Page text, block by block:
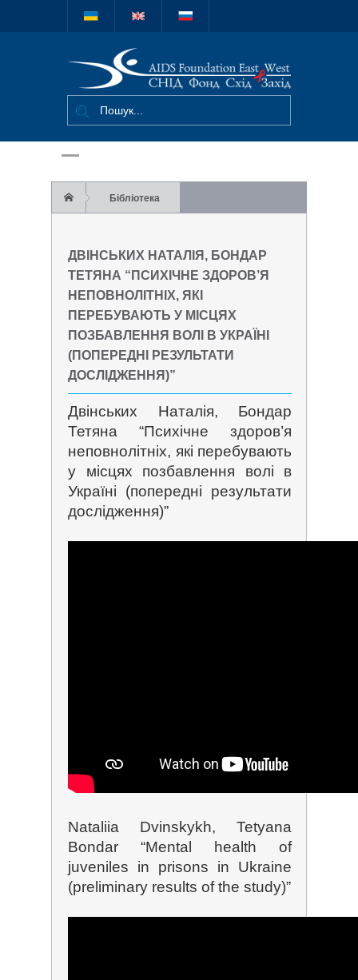
Міжнародний
благодійний
фонд "СНІД
Захід"
Бібліотека
“Психічне здоров’я неповнолітніх, які
перебувають у місцях позбавлення волі в
Україні (попередні результати
дослідження)”
ДВІНСЬКИХ НАТАЛІЯ, БОНДАР
ТЕТЯНА “ПСИХІЧНЕ ЗДОРОВ’Я
НЕПОВНОЛІТНІХ, ЯКІ
ПЕРЕБУВАЮТЬ У МІСЦЯХ
ПОЗБАВЛЕННЯ ВОЛІ В УКРАЇНІ
(ПОПЕРЕДНІ РЕЗУЛЬТАТИ
ДОСЛІДЖЕННЯ)”
Двінських Наталія, Бондар
Тетяна “Психічне здоров’я
неповнолітніх, які перебувають
у місцях позбавлення волі в
Україні (попередні результати
дослідження)”
Nataliia Dvinskykh, Tetyana
Bondar “Mental health of
juveniles in prisons in Ukraine
(preliminary results of the study)”